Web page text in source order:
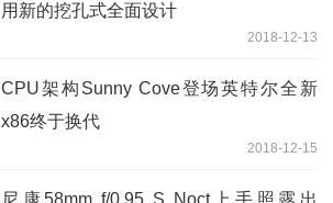
用新的挖孔式全面设计
2018-12-13
CPU架构Sunny Cove登场英特尔全新
x86终于换代
2018-12-15